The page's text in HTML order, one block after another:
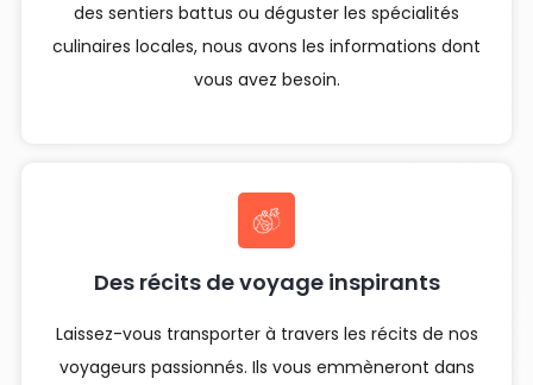
des sentiers battus ou déguster les spécialités
culinaires locales, nous avons les informations dont
vous avez besoin.
Des récits de voyage inspirants
Laissez-vous transporter à travers les récits de nos
voyageurs passionnés. Ils vous emmèneront dans